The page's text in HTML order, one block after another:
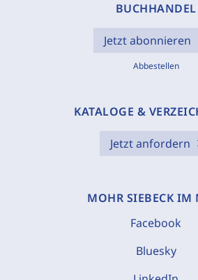
BUCHHANDEL
Jetzt abonnieren
Abbestellen
KATALOGE &
Jetzt anfordern
MOHR SIEBECK IM
Facebook
Bluesky